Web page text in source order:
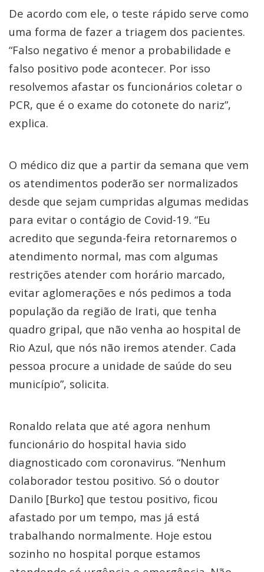
De acordo com ele, o teste rápido serve como
uma forma de fazer a triagem dos pacientes.
“Falso negativo é menor a probabilidade e
falso positivo pode acontecer. Por isso
resolvemos afastar os funcionários coletar o
PCR, que é o exame do cotonete do nariz”,
explica.
O médico diz que a partir da semana que vem
os atendimentos poderão ser normalizados
desde que sejam cumpridas algumas medidas
para evitar o contágio de Covid-19. “Eu
acredito que segunda-feira retornaremos o
atendimento normal, mas com algumas
restrições atender com horário marcado,
evitar aglomerações e nós pedimos a toda
população da região de Irati, que tenha
quadro gripal, que não venha ao hospital de
Rio Azul, que nós não iremos atender. Cada
pessoa procure a unidade de saúde do seu
município”, solicita.
Ronaldo relata que até agora nenhum
funcionário do hospital havia sido
diagnosticado com coronavirus. “Nenhum
colaborador testou positivo. Só o doutor
Danilo [Burko] que testou positivo, ficou
afastado por um tempo, mas já está
trabalhando normalmente. Hoje estou
sozinho no hospital porque estamos